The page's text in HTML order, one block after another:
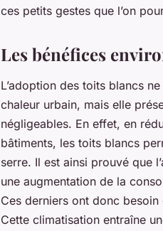
ces petits gestes que l’on
Les bénéfices
L’adoption des toits blancs
chaleur urbain, mais elle
négligeables. En effet, en
bâtiments, les toits blancs
serre. Il est ainsi prouvé que
une augmentation de la
Ces derniers ont donc
Cette climatisation entraîne